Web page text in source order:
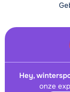
Hey,
onze